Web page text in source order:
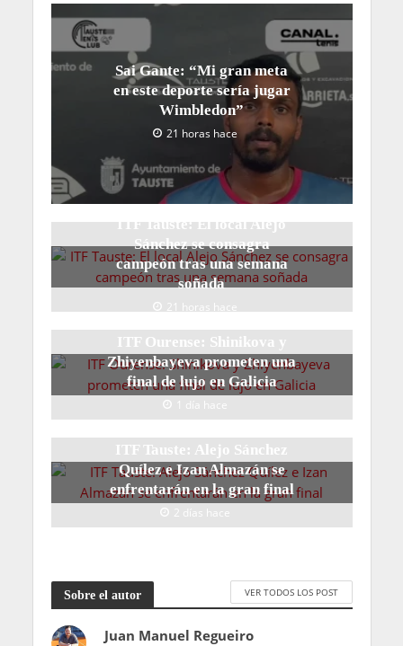
Sai Gante: “Mi gran meta
en este deporte sería jugar
Wimbledon”
21 horas hace
ITF Tauste: El local Alejo
Sánchez se consagra
campeón tras una semana
soñada
21 horas hace
ITF Ourense: Shinikova y
Zhiyenbayeva prometen una
final de lujo en Galicia
1 día hace
ITF Tauste: Alejo Sánchez
Quílez e Izan Almazán se
enfrentarán en la gran final
2 días hace
Sobre el autor VER TODOS LOS POST
Juan Manuel Regueiro